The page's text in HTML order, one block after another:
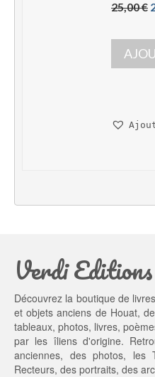
25,00 € L
r
i
i
é
t :
5,
0
Verdi Editions
Découvrez la boutique de
et objets anciens de Houat,
tableaux, photos, livres,
par les îliens d'origine.
anciennes, desphotos, les
Recteurs, des portraits, des